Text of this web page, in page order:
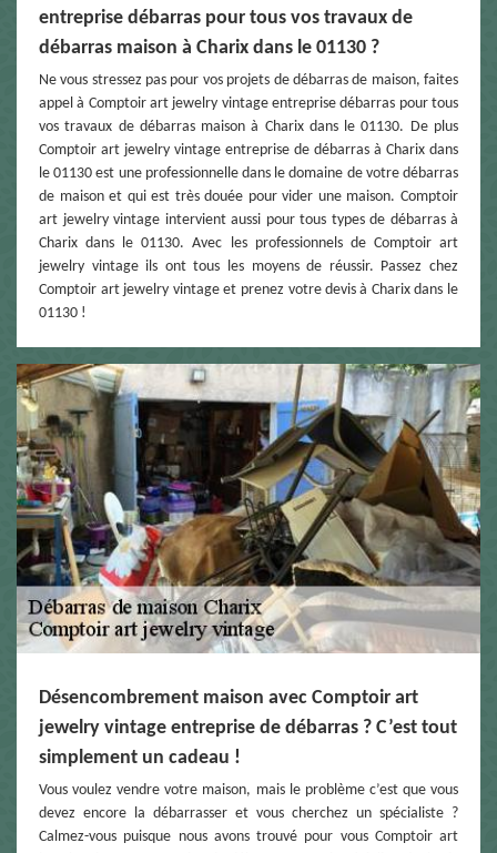
entreprise débarras pour tous vos travaux de
débarras maison à Charix dans le 01130 ?
Ne vous stressez pas pour vos projets de débarras de maison, faites
appel à Comptoir art jewelry vintage entreprise débarras pour tous
vos travaux de débarras maison à Charix dans le 01130. De plus
Comptoir art jewelry vintage entreprise de débarras à Charix dans
le 01130 est une professionnelle dans le domaine de votre débarras
de maison et qui est très douée pour vider une maison. Comptoir
art jewelry vintage intervient aussi pour tous types de débarras à
Charix dans le 01130. Avec les professionnels de Comptoir art
jewelry vintage ils ont tous les moyens de réussir. Passez chez
Comptoir art jewelry vintage et prenez votre devis à Charix dans le
01130 !
Désencombrement maison avec Comptoir art
jewelry vintage entreprise de débarras ? C’est tout
simplement un cadeau !
Vous voulez vendre votre maison, mais le problème c’est que vous
devez encore la débarrasser et vous cherchez un spécialiste ?
Calmez-vous puisque nous avons trouvé pour vous Comptoir art